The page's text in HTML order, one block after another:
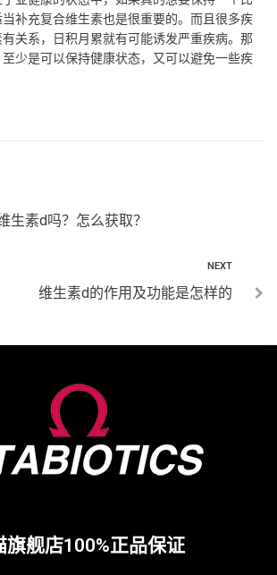
补充复合维生素也是很重要的。而且很多疾
关系，日积月累就有可能诱发严重疾病。那
少是可以保持健康状态，又可以避免一些疾
生素d吗？怎么获取？
NEXT
维生素d的作用及功能是怎样的
旗舰店100%正品保证